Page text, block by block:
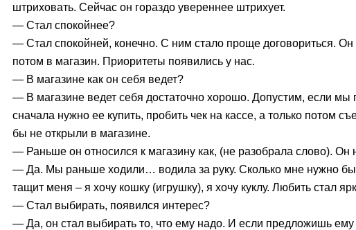
штриховать. Сейчас он гораздо увереннее штрихует.
— Стал спокойнее?
— Стал спокойней, конечно. С ним стало проще договориться. Он
потом в магазин. Приоритеты появились у нас.
— В магазине как он себя ведет?
— В магазине ведет себя достаточно хорошо. Допустим, если мы
сначала нужно ее купить, пробить чек на кассе, а только потом
бы не открыли в магазине.
— Раньше он относился к магазину как, (не разобрала слово). Он
— Да. Мы раньше ходили… водила за руку. Сколько мне нужно
тащит меня – я хочу кошку (игрушку), я хочу куклу. Любить стал
— Стал выбирать, появился интерес?
— Да, он стал выбирать то, что ему надо. И если предложишь ему